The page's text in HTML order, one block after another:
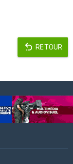
RETOUR